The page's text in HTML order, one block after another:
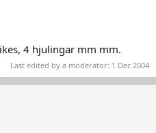
4 hjulingar mm mm.
Last edited by a moderator: 1 Dec 2004